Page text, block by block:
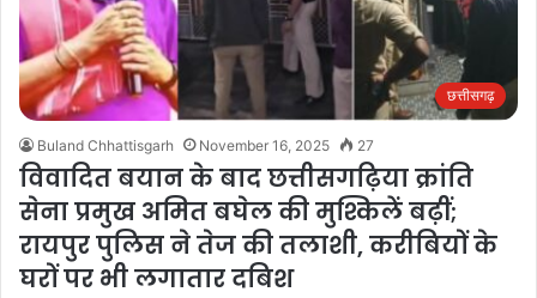
छत्तीसगढ़
Buland Chhattisgarh November 16, 2025 27
विवादित बयान के बाद छत्तीसगढ़िया क्रांति
सेना प्रमुख अमित बघेल की मुश्किलें बढ़ीं;
रायपुर पुलिस ने तेज की तलाशी, करीबियों के
घरों पर भी लगातार दबिश